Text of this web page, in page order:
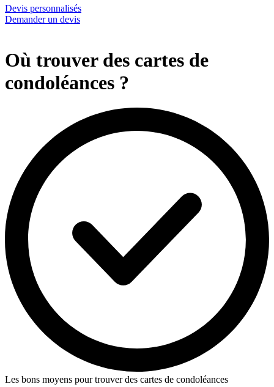
Devis personnalisés
Demander un devis
Où trouver des cartes de
condoléances ?
Les bons moyens pour trouver des cartes de condoléances